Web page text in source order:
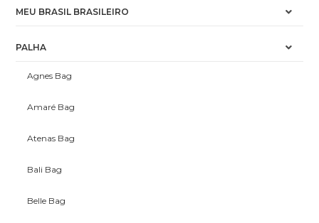
MEU BRASIL BRASILEIRO
PALHA
Agnes Bag
Amaré Bag
Atenas Bag
Bali Bag
Belle Bag